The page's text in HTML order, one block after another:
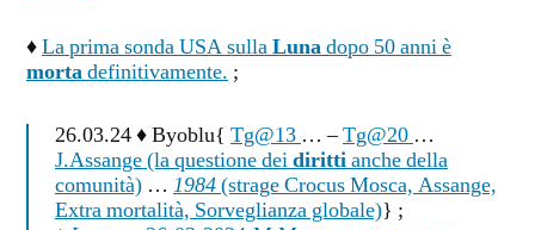
♦La prima sonda USA sullaLunadopo 50 anni è
mortadefinitivamente. ;
26.03.24 ♦ Byoblu{ Tg@13 … –Tg@20 …
J.Assange (la questione deidirittianche della
comunità) … 1984(strage Crocus Mosca, Assange,
Extra mortalità, Sorveglianza globale)} ;